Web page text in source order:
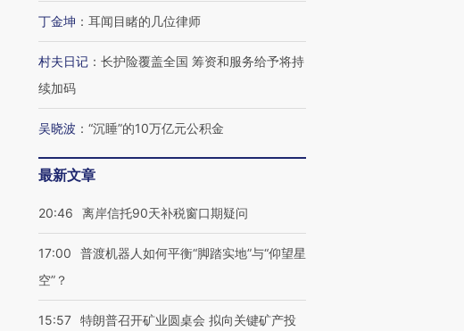
丁金坤 ： 耳闻目睹的几位律师
村夫日记 ： 长护险覆盖全国 筹资和服务给予将持
续加码
吴晓波 ： “沉睡”的10万亿元公积金
最新文章
20:46 离岸信托90天补税窗口期疑问
17:00
普渡机器人如何平衡“脚踏实地”与“仰望星
空”？
15:57 特朗普召开矿业圆桌会 拟向关键矿产投